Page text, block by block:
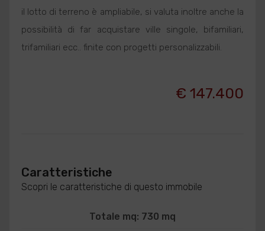
il lotto di terreno è ampliabile, si valuta inoltre anche la
possibilità di far acquistare ville singole, bifamiliari,
trifamiliari ecc.. finite con progetti personalizzabili.
€ 147.400
Caratteristiche
Scopri le caratteristiche di questo immobile
Totale mq: 730 mq